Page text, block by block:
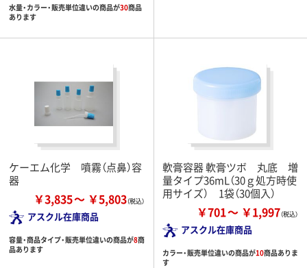
水量・カラー・販売単位違いの商品が30商品
あります
ケーエム化学 噴霧（点鼻）容
器
￥3,835 ￥5,803
アスクル在庫商品
容量・商品タイプ・販売単位違いの商品が8商
品あります
軟膏容器 軟膏ツボ 丸底 増
量タイプ36mL（30ｇ処方時使
用サイズ） 1袋（30個入）
￥701 ￥1,997
アスクル在庫商品
カラー・販売単位違いの商品が10商品ありま
す